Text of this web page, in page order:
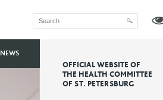
OFFICIAL WEBSITE OF
THE HEALTH COMMITTEE
OF ST. PETERSBURG
NEWS